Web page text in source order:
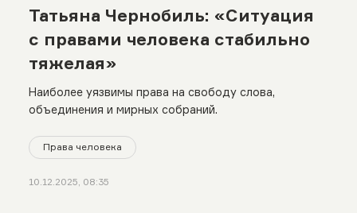
Татьяна Чернобиль: «Ситуация
с правами человека стабильно
тяжелая»
Наиболее уязвимы права на свободу слова,
объединения и мирных собраний.
Права человека
10.12.2025, 08:35